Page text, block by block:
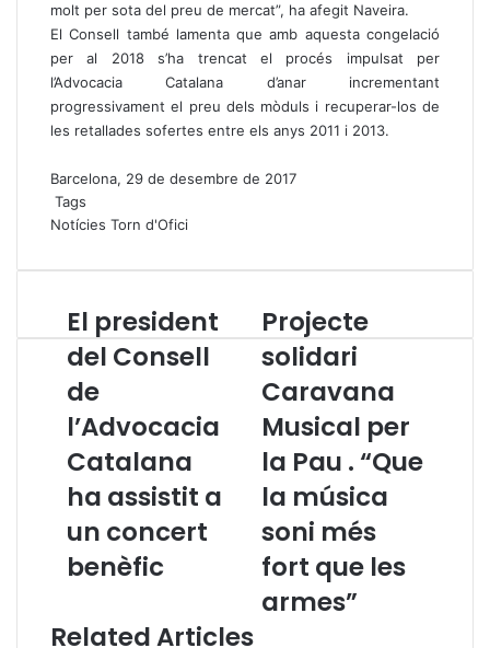
molt per sota del preu de mercat”, ha afegit Naveira.
El Consell també lamenta que amb aquesta congelació
per al 2018 s’ha trencat el procés impulsat per
l’Advocacia Catalana d’anar incrementant
progressivament el preu dels mòduls i recuperar-los de
les retallades sofertes entre els anys 2011 i 2013.
Barcelona, 29 de desembre de 2017
Tags
Notícies Torn d'Ofici
E
l
p
r
i
d
e
t
d
C
El president
del Consell
de
l’Advocacia
Catalana
ha assistit a
un concert
benèfic
P
r
o
j
c
t
e
l
i
a
Projecte
solidari
Caravana
Musical per
la Pau . “Que
la música
soni més
fort que les
armes”
Related Articles